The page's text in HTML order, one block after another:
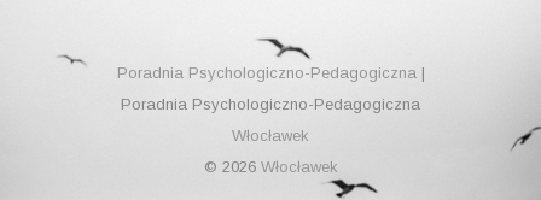
Poradnia Psychologiczno-Pedagogiczna |
Poradnia Psychologiczno-Pedagogiczna
Włocławek
© 2026 Włocławek